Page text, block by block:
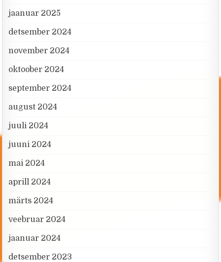
jaanuar 2025
detsember 2024
november 2024
oktoober 2024
september 2024
august 2024
juuli 2024
juuni 2024
mai 2024
aprill 2024
märts 2024
veebruar 2024
jaanuar 2024
detsember 2023